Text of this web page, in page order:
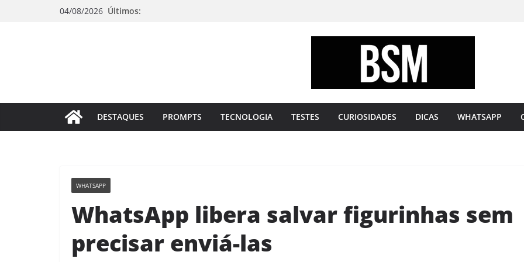
04/08/2026 Últimos:
sua
Mente
DESTAQUES PROMPTS TECNOLOGIA TESTES CURIOSIDADES DICAS WHATSAPP
WHATSAPP
WhatsApp libera salvar figurinhas sem
precisar enviá-las